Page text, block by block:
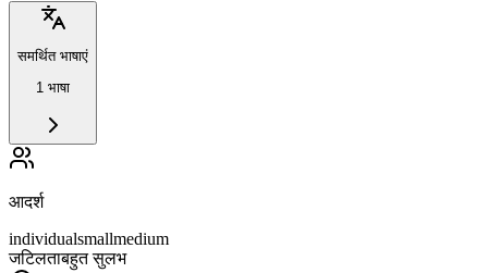
समर्थित भाषाएं
1 भाषा
आदर्श
individualsmallmedium
जटिलताबहुत सुलभ